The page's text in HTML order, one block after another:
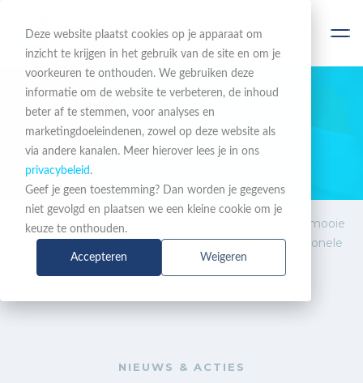
Deze website plaatst cookies op je apparaat om
inzicht te krijgen in het gebruik van de site en om je
voorkeuren te onthouden. We gebruiken deze
informatie om de website te verbeteren, de inhoud
beter af te stemmen, voor analyses en
marketingdoeleindenen, zowel op deze website als
via andere kanalen. Meer hierover lees je in ons
privacybeleid .
Geef je geen toestemming? Dan worden je gegevens
niet gevolgd en plaatsen we een kleine cookie om je
keuze te onthouden.
Accepteren Weigeren
BLIJF OP DE HOOGTE
Nieuws & Acties
Nieuws
&
Acties
Integratie Teams en Xelion: mooie
samenwerking voor professionele
communicatie
NIEUWS & ACTIES